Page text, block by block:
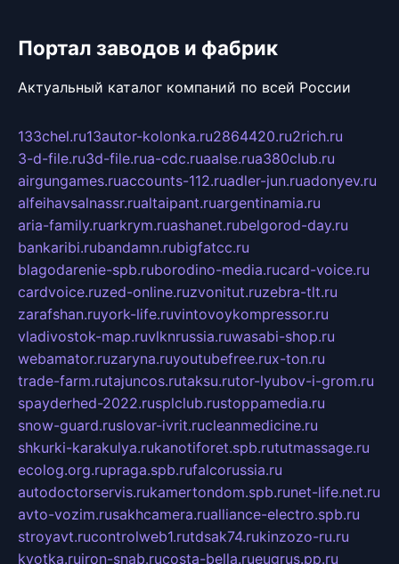
Портал заводов и фабрик
Актуальный каталог компаний по всей России
133chel.ru13autor-kolonka.ru2864420.ru2rich.ru
3-d-file.ru3d-file.rua-cdc.ruaalse.rua380club.ru
airgungames.ruaccounts-112.ruadler-jun.ruadonyev.ru
alfeihavsalnassr.rualtaipant.ruargentinamia.ru
aria-family.ruarkrym.ruashanet.rubelgorod-day.ru
bankaribi.rubandamn.rubigfatcc.ru
blagodarenie-spb.ruborodino-media.rucard-voice.ru
cardvoice.ruzed-online.ruzvonitut.ruzebra-tlt.ru
zarafshan.ruyork-life.ruvintovoykompressor.ru
vladivostok-map.ruvlknrussia.ruwasabi-shop.ru
webamator.ruzaryna.ruyoutubefree.rux-ton.ru
trade-farm.rutajuncos.rutaksu.rutor-lyubov-i-grom.ru
spayderhed-2022.rusplclub.rustoppamedia.ru
snow-guard.ruslovar-ivrit.rucleanmedicine.ru
shkurki-karakulya.rukanotiforet.spb.rututmassage.ru
ecolog.org.rupraga.spb.rufalcorussia.ru
autodoctorservis.rukamertondom.spb.runet-life.net.ru
avto-vozim.rusakhcamera.rualliance-electro.spb.ru
stroyavt.rucontrolweb1.rutdsak74.rukinzozo-ru.ru
kvotka.ruiron-snab.rucosta-bella.rueugrus.pp.ru